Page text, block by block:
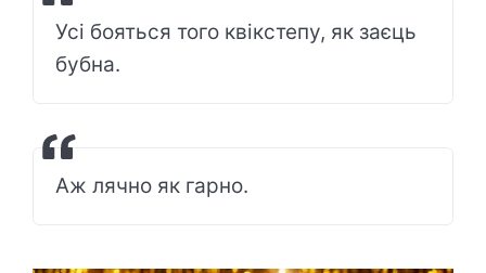
Усі бояться того квікстепу, як заєць
бубна.
Аж лячно як гарно.